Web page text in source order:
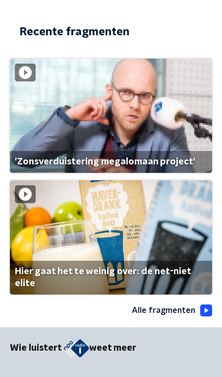
Recente fragmenten
'Zonsverduistering megalomaan project'
Hier gaat het te weinig over: de net-niet
elite
Alle fragmenten
Wie luistert weet meer